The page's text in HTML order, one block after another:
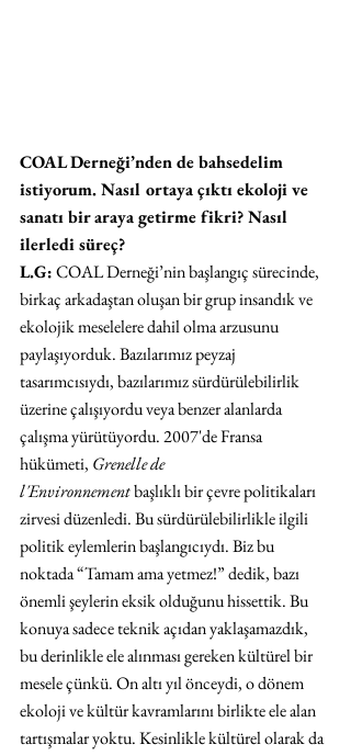
COAL Derneği’nden de bahsedelim
istiyorum. Nasıl ortaya çıktı ekoloji ve
sanatı bir araya getirme fikri? Nasıl
ilerledi süreç?
L.G: COAL Derneği’nin başlangıç sürecinde,
birkaç arkadaştan oluşan bir grup insandık ve
ekolojik meselelere dahil olma arzusunu
paylaşıyorduk. Bazılarımız peyzaj
tasarımcısıydı, bazılarımız sürdürülebilirlik
üzerine çalışıyordu veya benzer alanlarda
çalışma yürütüyordu. 2007'de Fransa
hükümeti, Grenelle de
l'Environnement başlıklı bir çevre politikaları
zirvesi düzenledi. Bu sürdürülebilirlikle ilgili
politik eylemlerin başlangıcıydı. Biz bu
noktada “Tamam ama yetmez!” dedik, bazı
önemli şeylerin eksik olduğunu hissettik. Bu
konuya sadece teknik açıdan yaklaşamazdık,
bu derinlikle ele alınması gereken kültürel bir
mesele çünkü. On altı yıl önceydi, o dönem
ekoloji ve kültür kavramlarını birlikte ele alan
tartışmalar yoktu. Kesinlikle kültürel olarak da